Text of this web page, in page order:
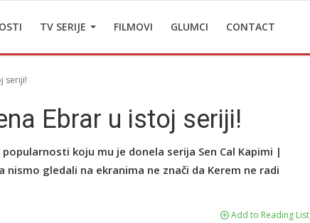
TV SERIJE FILMOVI GLUMCI CONTACT
seriji!
Ebrar u istoj seriji!
koju mu je donela serija Sen Cal Kapimi |
gledali na ekranima ne znači da Kerem ne radi
Add to Reading List